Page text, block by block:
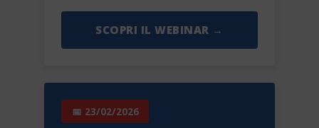
SCOPRI IL WEBINAR →
📅 23/02/2026